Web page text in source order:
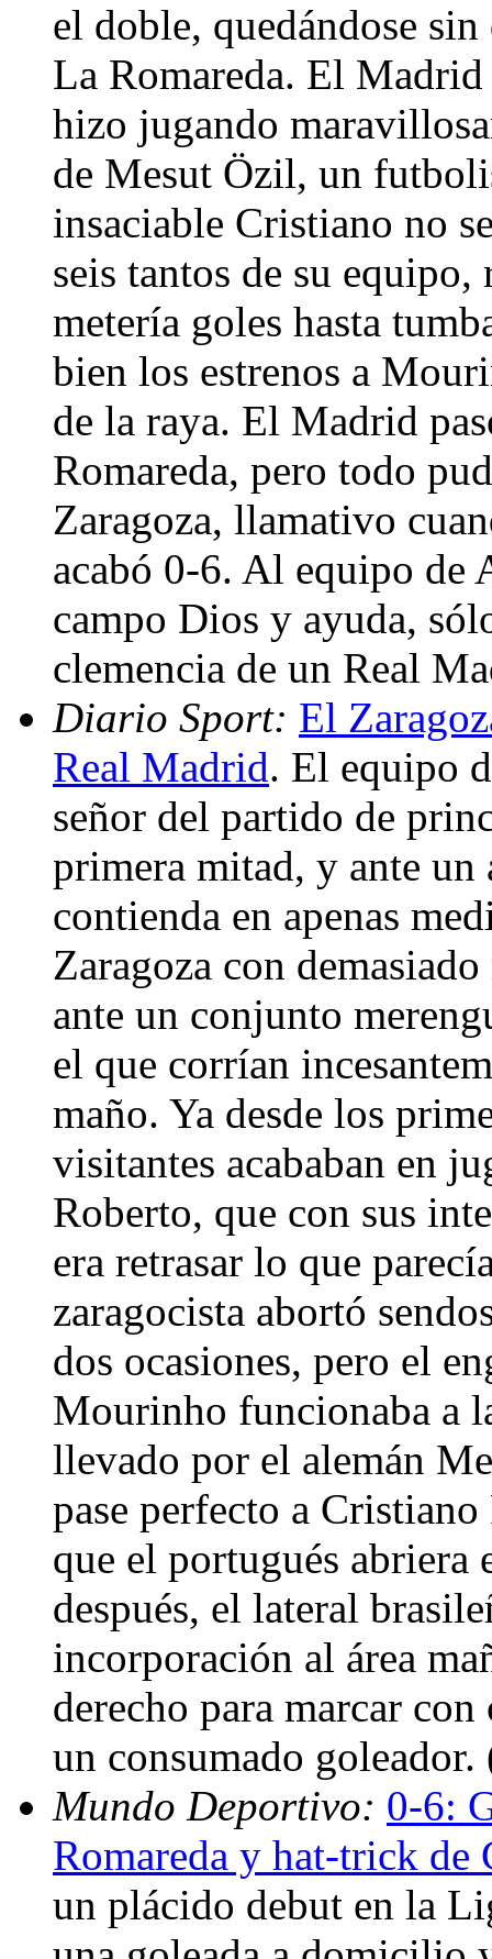
el doble, quedándose
La Romareda. El
hizo jugando
de Mesut Özil, un
insaciable Cristiano no
seis tantos de su
metería goles hasta
bien los estrenos a
de la raya. El Madrid
Romareda, pero todo
Zaragoza, llamativo
acabó 0-6. Al equipo de
campo Dios y ayuda,
clemencia de un Real
Diario Sport: El
Real Madrid. El equipo
señor del partido de
primera mitad, y ante un
contienda en apenas
Zaragoza con
ante un conjunto
el que corrían
maño. Ya desde los
visitantes acababan en
Roberto, que con sus
era retrasar lo que
zaragocista abortó
dos ocasiones, pero el
Mourinho funcionaba a
llevado por el alemán
pase perfecto a
que el portugués
después, el lateral
incorporación al área
derecho para marcar
un consumado
Mundo Deportivo: 0-6:
Romareda y hat-trick
un plácido debut en la